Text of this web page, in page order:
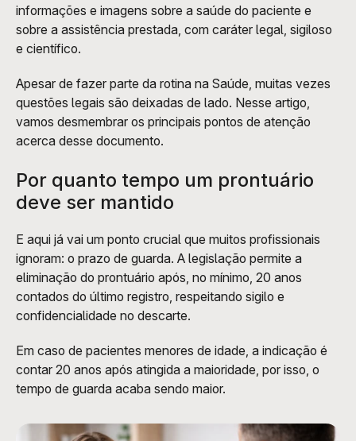
informações e imagens sobre a saúde do paciente e
sobre a assistência prestada, com caráter legal, sigiloso
e científico.
Apesar de fazer parte da rotina na Saúde, muitas vezes
questões legais são deixadas de lado. Nesse artigo,
vamos desmembrar os principais pontos de atenção
acerca desse documento.
Por quanto tempo um prontuário
deve ser mantido
E aqui já vai um ponto crucial que muitos profissionais
ignoram: o prazo de guarda. A legislação permite a
eliminação do prontuário após, no mínimo, 20 anos
contados do último registro, respeitando sigilo e
confidencialidade no descarte.
Em caso de pacientes menores de idade, a indicação é
contar 20 anos após atingida a maioridade, por isso, o
tempo de guarda acaba sendo maior.